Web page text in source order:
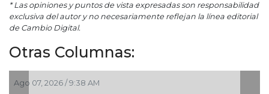
* Las opiniones y puntos de vista expresadas son responsabilidad
exclusiva del autor y no necesariamente reflejan la línea editorial
de Cambio Digital.
Otras Columnas:
Ago 05, 2026 / 9:04 PM